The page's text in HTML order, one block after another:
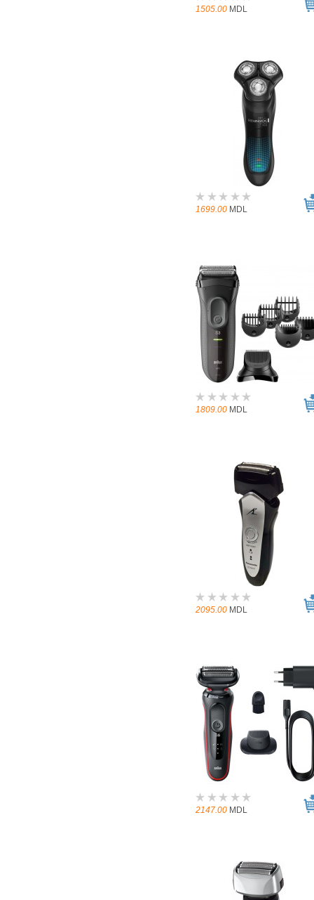
1505.00 MDL
1699.00 MDL
1809.00 MDL
2095.00 MDL
2147.00 MDL